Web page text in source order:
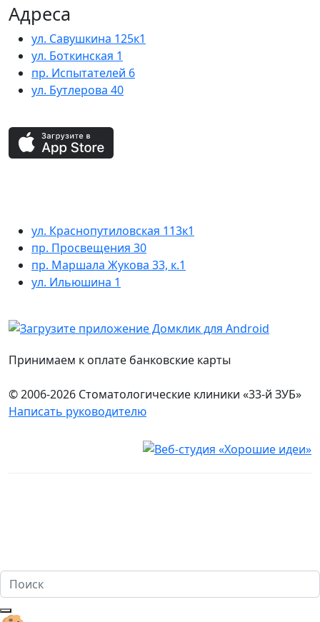
Адреса
ул. Савушкина 125к1
ул. Боткинская 1
пр. Испытателей 6
ул. Бутлерова 40
ул. Краснопутиловская 113к1
пр. Просвещения 30
пр. Маршала Жукова 33, к.1
ул. Ильюшина 1
Принимаем к оплате банковские карты
© 2006-2026 Стоматологические клиники «33-й ЗУБ»
Написать руководителю